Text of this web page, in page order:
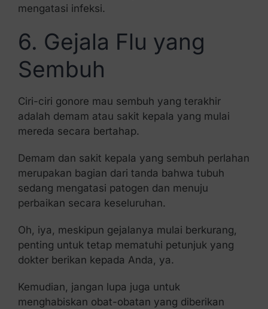
mengatasi infeksi.
6. Gejala Flu yang
Sembuh
Ciri-ciri gonore mau sembuh yang terakhir
adalah demam atau sakit kepala yang mulai
mereda secara bertahap.
Demam dan sakit kepala yang sembuh perlahan
merupakan bagian dari tanda bahwa tubuh
sedang mengatasi patogen dan menuju
perbaikan secara keseluruhan.
Oh, iya, meskipun gejalanya mulai berkurang,
penting untuk tetap mematuhi petunjuk yang
dokter berikan kepada Anda, ya.
Kemudian, jangan lupa juga untuk
menghabiskan obat-obatan yang diberikan